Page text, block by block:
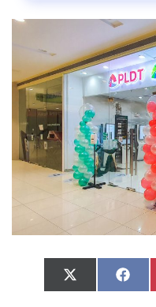
Share
on
X
(
Share
on
F
a